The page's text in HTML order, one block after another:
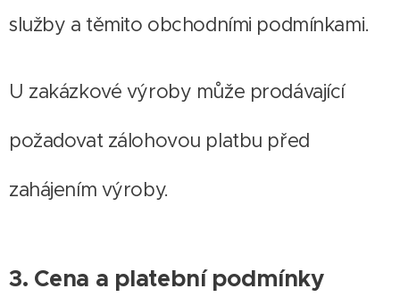
služby a těmito obchodními podmínkami.
U zakázkové výroby může prodávající
požadovat zálohovou platbu před
zahájením výroby.
3. Cena a platební podmínky